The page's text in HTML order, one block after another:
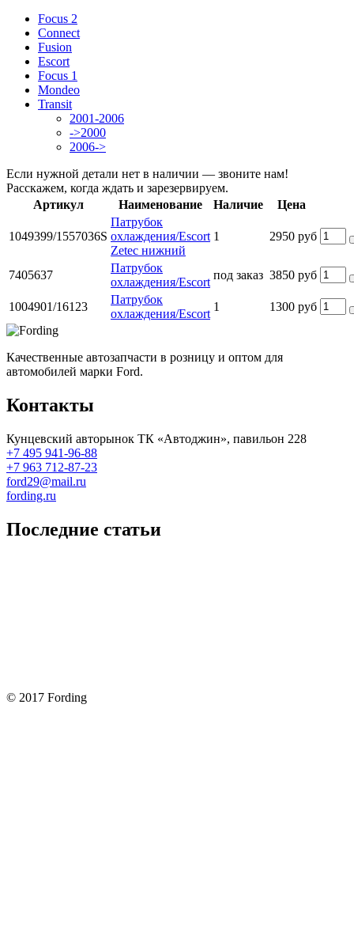
Focus 2
Connect
Fusion
Escort
Focus 1
Mondeo
Transit
2001-2006
->2000
2006->
Если нужной детали нет в наличии — звоните нам!
Расскажем, когда ждать и зарезервируем.
Артикул
Наименование Наличие Цена
1049399/1557036S
Патрубок
охлаждения/Escort
Zetec нижний
1 2950 руб
7405637
Патрубок
охлаждения/Escort
под заказ 3850 руб
1004901/16123
Патрубок
охлаждения/Escort
1 1300 руб
Качественные автозапчасти в розницу и оптом для
автомобилей марки Ford.
Контакты
Кунцевский авторынок ТК «Автоджин», павильон 228
+7 495 941-96-88
+7 963 712-87-23
ford29@mail.ru
fording.ru
Последние статьи
© 2017 Fording